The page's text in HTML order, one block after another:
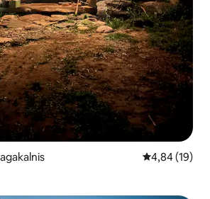
Évaluation
4,84 (19)